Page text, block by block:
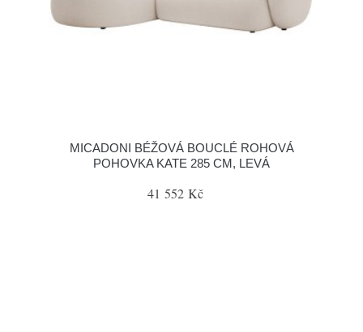
MICADONI BÉŽOVÁ BOUCLÉ ROHOVÁ
POHOVKA KATE 285 CM, LEVÁ
41 552 Kč